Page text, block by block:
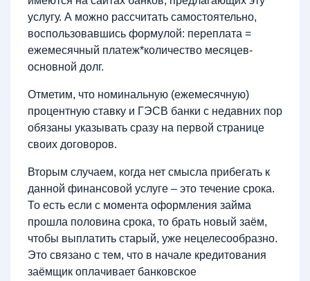
услугу. А можно рассчитать самостоятельно,
воспользовавшись формулой: переплата =
ежемесячный платеж*количество месяцев-
основной долг.
Отметим, что номинальную (ежемесячную)
процентную ставку и ГЭСВ банки с недавних пор
обязаны указывать сразу на первой странице
своих договоров.
Вторым случаем, когда нет смысла прибегать к
данной финансовой услуге – это течение срока.
То есть если с момента оформления займа
прошла половина срока, то брать новый заём,
чтобы выплатить старый, уже нецелесообразно.
Это связано с тем, что в начале кредитования
заёмщик оплачивает банковское